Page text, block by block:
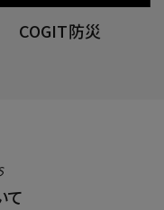
COGIT防災
て